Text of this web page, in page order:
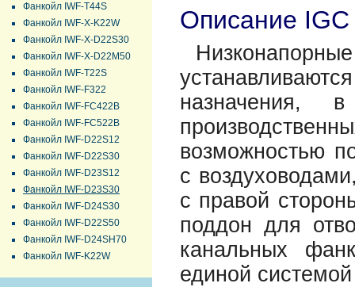
Фанкойл IWF-T44S
Фанкойл IWF-X-K22W
Фанкойл IWF-X-D22S30
Фанкойл IWF-X-D22M50
Фанкойл IWF-T22S
Фанкойл IWF-F322
Фанкойл IWF-FC422B
Фанкойл IWF-FC522B
Фанкойл IWF-D22S12
Фанкойл IWF-D22S30
Фанкойл IWF-D23S12
Фанкойл IWF-D23S30
Фанкойл IWF-D24S30
Фанкойл IWF-D22S50
Фанкойл IWF-D24SH70
Фанкойл IWF-K22W
Описание
назначения,
возможностью
с
с правой
поддон для
канальных
единой